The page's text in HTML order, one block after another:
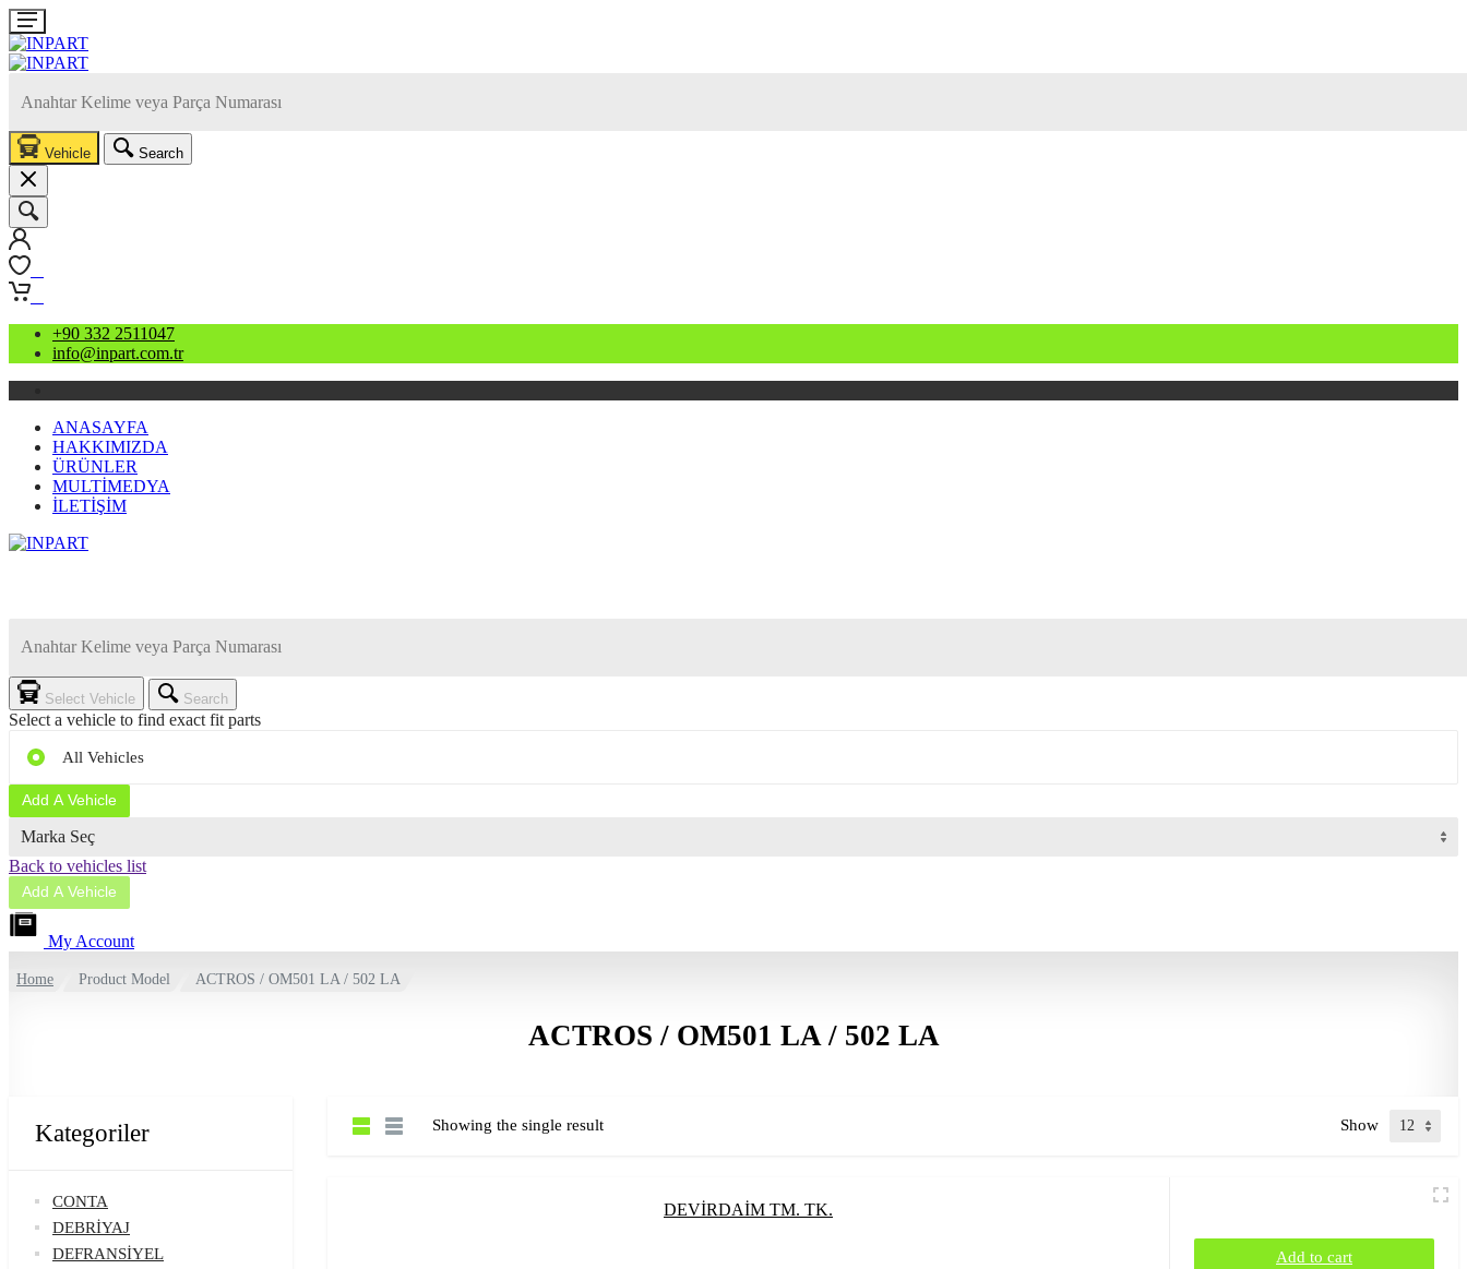
Vehicle Search
+90 332 2511047
info@inpart.com.tr
ANASAYFA
HAKKIMIZDA
ÜRÜNLER
MULTİMEDYA
İLETİŞİM
Select Vehicle Search
Select a vehicle to find exact fit parts
All Vehicles
Add A Vehicle
Back to vehicles list
Add A Vehicle
My Account
Home Product Model ACTROS / OM501 LA / 502 LA
ACTROS / OM501 LA / 502 LA
Kategoriler
CONTA
DEBRİYAJ
DEFRANSİYEL
Showing the single result Show
DEVİRDAİM TM. TK.
Add to cart